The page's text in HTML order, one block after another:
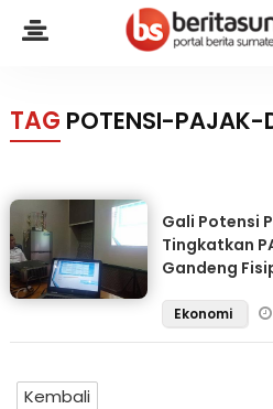
TAG POTENSI-PAJAK-
Gali Potensi
Tingkatkan
Gandeng
Ekonomi
Kembali